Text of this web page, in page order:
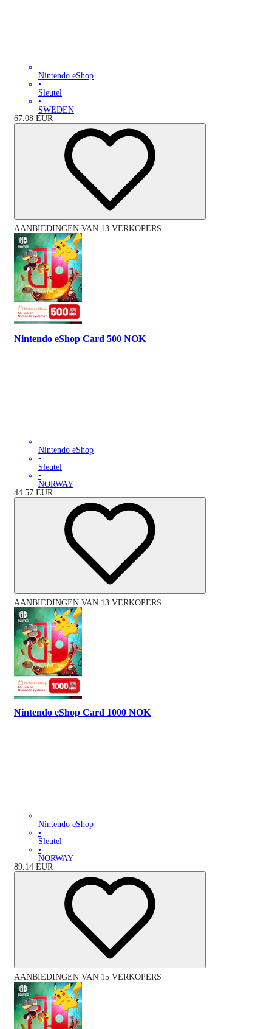
Nintendo eShop
•
Sleutel
•
SWEDEN
67.08 EUR
AANBIEDINGEN VAN 13 VERKOPERS
Nintendo eShop Card 500 NOK
Nintendo eShop
•
Sleutel
•
NORWAY
44.57 EUR
AANBIEDINGEN VAN 13 VERKOPERS
Nintendo eShop Card 1000 NOK
Nintendo eShop
•
Sleutel
•
NORWAY
89.14 EUR
AANBIEDINGEN VAN 15 VERKOPERS